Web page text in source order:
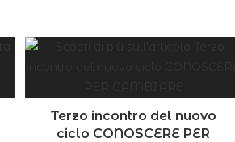
Terzo incontro del nuovo
ciclo CONOSCERE PER